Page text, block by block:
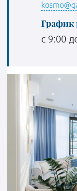
График
с 9:00